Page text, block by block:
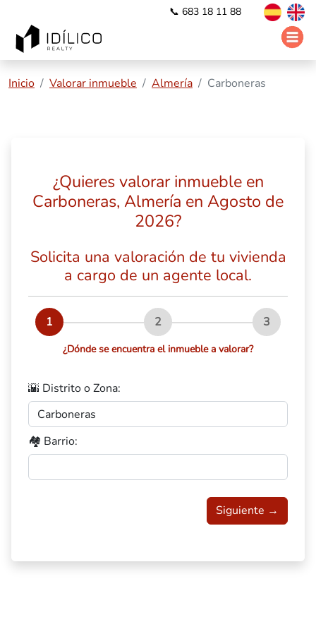
📞 683 18 11 88
Inicio Valorar inmueble Almería Carboneras
¿Quieres valorar inmueble en
Carboneras, Almería en Agosto de
2026?
Solicita una valoración de tu vivienda
a cargo de un agente local.
1 2 3
¿Dónde se encuentra el inmueble a valorar?
🌇 Distrito o Zona:
🏘️ Barrio:
Siguiente →